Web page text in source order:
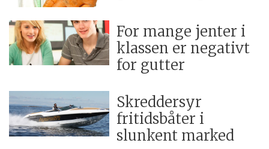
For mange jenter i
klassen er negativt
for gutter
Skreddersyr
fritidsbåter i
slunkent marked